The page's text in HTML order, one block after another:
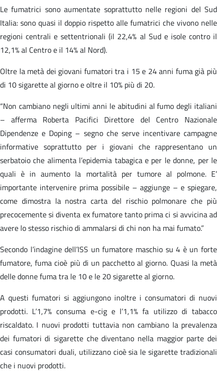
Le fumatrici sono aumentate soprattutto nelle regioni del Sud
Italia: sono quasi il doppio rispetto alle fumatrici che vivono nelle
regioni centrali e settentrionali (il 22,4% al Sud e isole contro il
12,1% al Centro e il 14% al Nord).
Oltre la metà dei giovani fumatori tra i 15 e 24 anni fuma già più
di 10 sigarette al giorno e oltre il 10% più di 20.
“Non cambiano negli ultimi anni le abitudini al fumo degli italiani
– afferma Roberta Pacifici Direttore del Centro Nazionale
Dipendenze e Doping – segno che serve incentivare campagne
informative soprattutto per i giovani che rappresentano un
serbatoio che alimenta l’epidemia tabagica e per le donne, per le
quali è in aumento la mortalità per tumore al polmone. E’
importante intervenire prima possibile – aggiunge – e spiegare,
come dimostra la nostra carta del rischio polmonare che più
precocemente si diventa ex fumatore tanto prima ci si avvicina ad
avere lo stesso rischio di ammalarsi di chi non ha mai fumato.”
Secondo l’indagine dell’ISS un fumatore maschio su 4 è un forte
fumatore, fuma cioè più di un pacchetto al giorno. Quasi la metà
delle donne fuma tra le 10 e le 20 sigarette al giorno.
A questi fumatori si aggiungono inoltre i consumatori di nuovi
prodotti. L’1,7% consuma e-cig e l’1,1% fa utilizzo di tabacco
riscaldato. I nuovi prodotti tuttavia non cambiano la prevalenza
dei fumatori di sigarette che diventano nella maggior parte dei
casi consumatori duali, utilizzano cioè sia le sigarette tradizionali
che i nuovi prodotti.